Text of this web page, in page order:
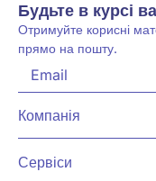
Будьте в курсі
Отримуйте корисні
прямо на пошту.
Компанія
Сервіси